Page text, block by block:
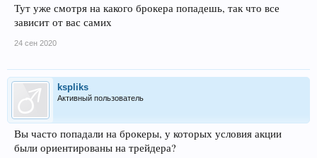
Тут уже смотря на какого брокера попадешь, так что все
зависит от вас самих
24 сен 2020
kspliks
Активный пользователь
Вы часто попадали на брокеры, у которых условия акции
были ориентированы на трейдера?